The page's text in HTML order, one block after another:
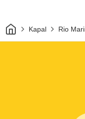
RumahKapal Rio